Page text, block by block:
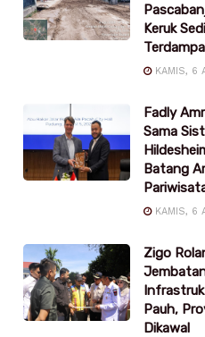
Keruk
KAMIS, 6
Fadly
Sama
Batang
KAMIS, 6
Zigo
Pauh,
Dikawal